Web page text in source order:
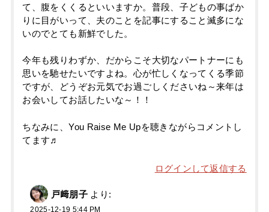
て、腹をくくるといいますか。普段、子どもの事ばか
りに目がいって、夫のことを記事にすること滅多にな
いのでとても新鮮でした。
今年も残りわずか、だからこそ大切なパートナーにも
思いを馳せたいですよね。心が忙しくなってくる季節
ですが、どうぞお元気でお過ごしくださいね～来年は
お会いしてお話したいな～！！
ちなみに、You Raise Me Upを聴きながらコメントし
てます♬
ログインして返信する
戸﨑朋子 より:
2025-12-19 5:44 PM